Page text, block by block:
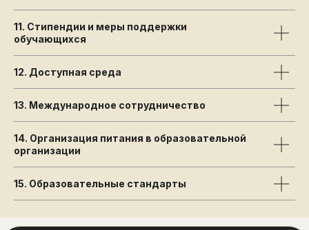
11. Стипендии и меры поддержки
обучающихся
12. Доступная среда
13. Международное сотрудничество
14. Организация питания в образовательной
организации
15. Образовательные стандарты